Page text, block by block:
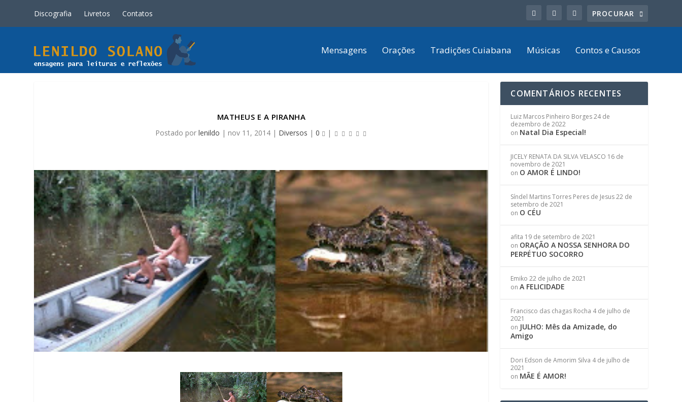
Discografia Livretos Contatos
Mensagens Orações Tradições Cuiabana Músicas Contos e Causos
MATHEUS E A PIRANHA
Postado porlenildo | nov 11, 2014 | Diversos |0 |
COMENTÁRIOS RECENTES
Luiz Marcos Pinheiro Borges24 de
dezembro de 2022
on Natal Dia Especial!
JICELY RENATA DA SILVA VELASCO 16 de
novembro de 2021
on O AMOR É LINDO!
Síndel Martins Torres Peres de Jesus22 de
setembro de 2021
on O CÉU
afita 19 de setembro de 2021
on ORAÇÃO A NOSSA SENHORA DO
PERPÉTUO SOCORRO
Emiko 22 de julho de 2021
onA FELICIDADE
Francisco das chagas Rocha 4 de julho de
2021
on JULHO: Mês da Amizade, do
Amigo
Dori Edson de Amorim Silva 4 de julho de
2021
on MÃE É AMOR!